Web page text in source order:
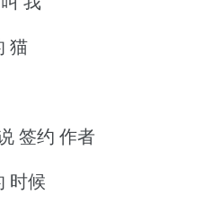
猫
签约 作者
时候